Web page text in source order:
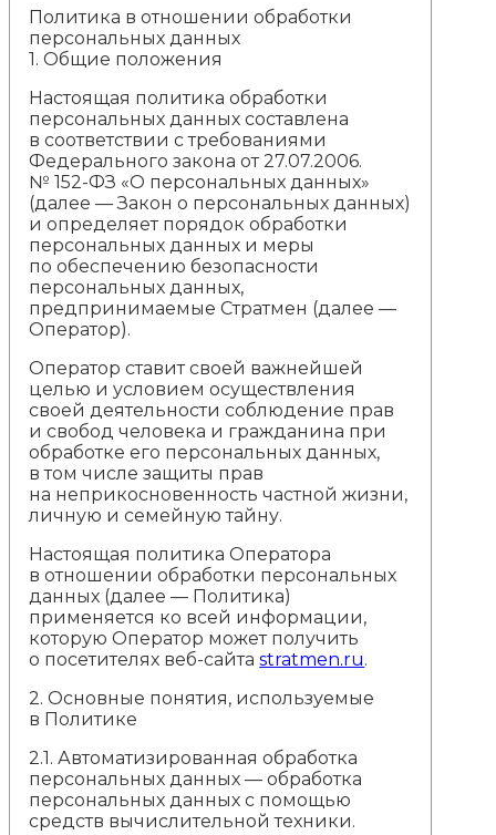
Политика в отношении обработки
персональных данных
1. Общие положения
Настоящая политика обработки
персональных данных составлена
в соответствии с требованиями
Федерального закона от 27.07.2006.
№ 152-ФЗ «О персональных данных»
(далее — Закон о персональных данных)
и определяет порядок обработки
персональных данных и меры
по обеспечению безопасности
персональных данных,
предпринимаемые Стратмен (далее —
Оператор).
Оператор ставит своей важнейшей
целью и условием осуществления
своей деятельности соблюдение прав
и свобод человека и гражданина при
обработке его персональных данных,
в том числе защиты прав
на неприкосновенность частной жизни,
личную и семейную тайну.
Настоящая политика Оператора
в отношении обработки персональных
данных (далее — Политика)
применяется ко всей информации,
которую Оператор может получить
о посетителях веб-сайтаstratmen.ru.
2. Основные понятия, используемые
в Политике
2.1. Автоматизированная обработка
персональных данных — обработка
персональных данных с помощью
средств вычислительной техники.